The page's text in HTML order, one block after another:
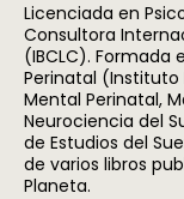
Licenciada en
Consultora
(IBCLC). Formada
Perinatal (Instituto
Mental Perinatal,
Neurociencia del
de Estudios del
de varios libros
Planeta.